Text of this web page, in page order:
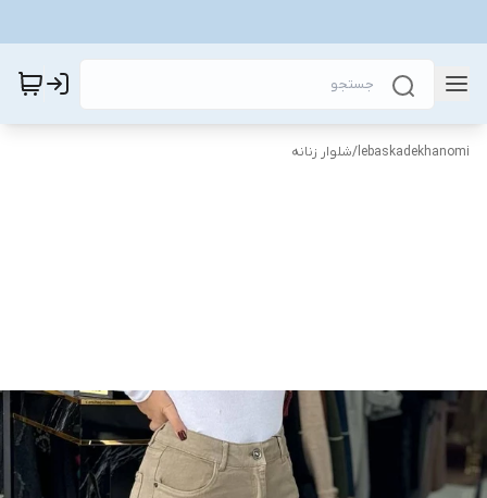
lebaskadekhanomi
/شلوار زنانه